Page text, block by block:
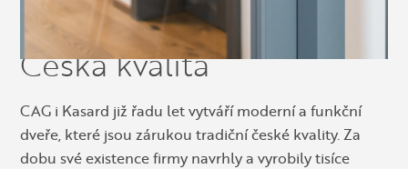
Česká kvalita
CAG i Kasard již řadu let vytváří moderní a funkční
dveře, které jsou zárukou tradiční české kvality. Za
dobu své existence firmy navrhly a vyrobily tisíce